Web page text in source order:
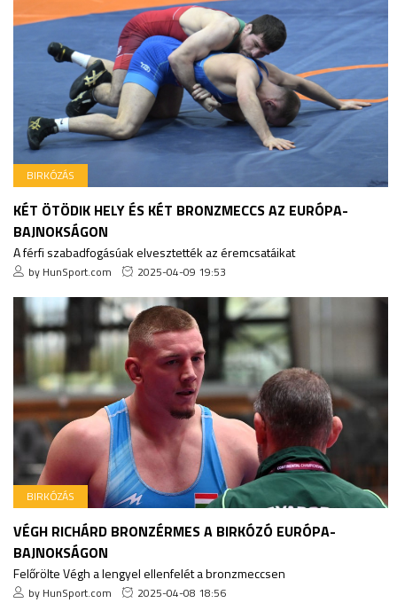
BIRKÓZÁS
KÉT ÖTÖDIK HELY ÉS KÉT BRONZMECCS AZ EURÓPA-
BAJNOKSÁGON
A férfi szabadfogásúak elvesztették az éremcsatáikat
by HunSport.com 2025-04-09 19:53
BIRKÓZÁS
VÉGH RICHÁRD BRONZÉRMES A BIRKÓZÓ EURÓPA-
BAJNOKSÁGON
Felőrölte Végh a lengyel ellenfelét a bronzmeccsen
by HunSport.com 2025-04-08 18:56